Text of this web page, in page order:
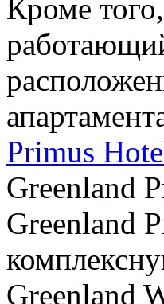
Кроме
Primus
Greenland
Greenland
Greenland